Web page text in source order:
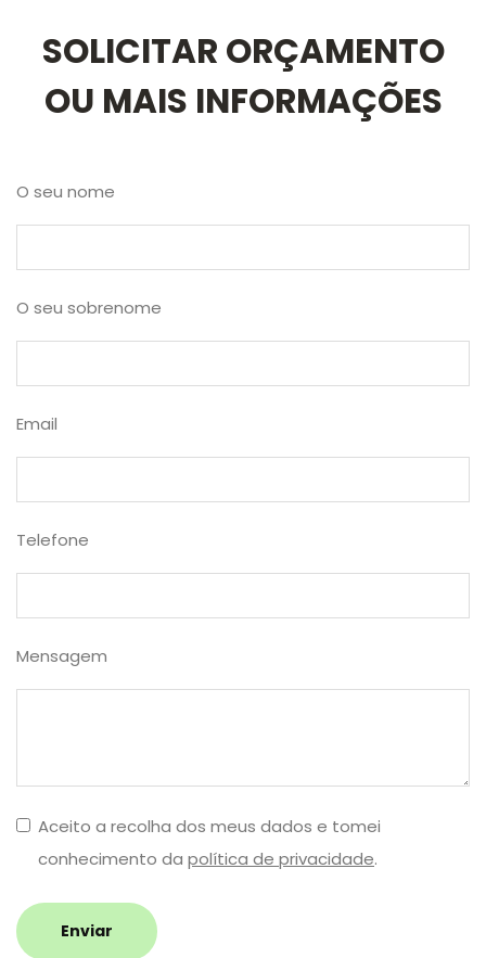
SOLICITAR ORÇAMENTO
OU MAIS INFORMAÇÕES
O seu nome
O seu sobrenome
Email
Telefone
Mensagem
Aceito a recolha dos meus dados e tomei
conhecimento da política de privacidade.
Enviar